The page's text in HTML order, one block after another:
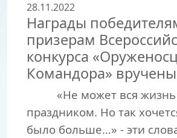
28.11.2022
Награды
призерам
конкурса
Командора» вручены
«Не может вся жизнь
праздником. Но так
было больше…» - эти